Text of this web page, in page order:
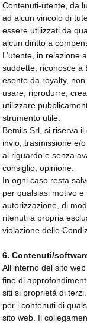
Contenuti-utente, da
ad alcun vincolo di
essere utilizzati da
alcun diritto a
L’utente, in relazione
suddette, riconosce a
esente da royalty,
usare, riprodurre,
utilizzare
strumento utile.
Bemils Srl, si riserva
invio, trasmissione e/
al riguardo e senza
consiglio, opinione.
In ogni caso resta
per qualsiasi motivo
autorizzazione, di
ritenuti a propria
violazione delle
6. Contenuti/
All’interno del sito
fine di
siti si proprietà di
per i contenuti di
sito web. Il